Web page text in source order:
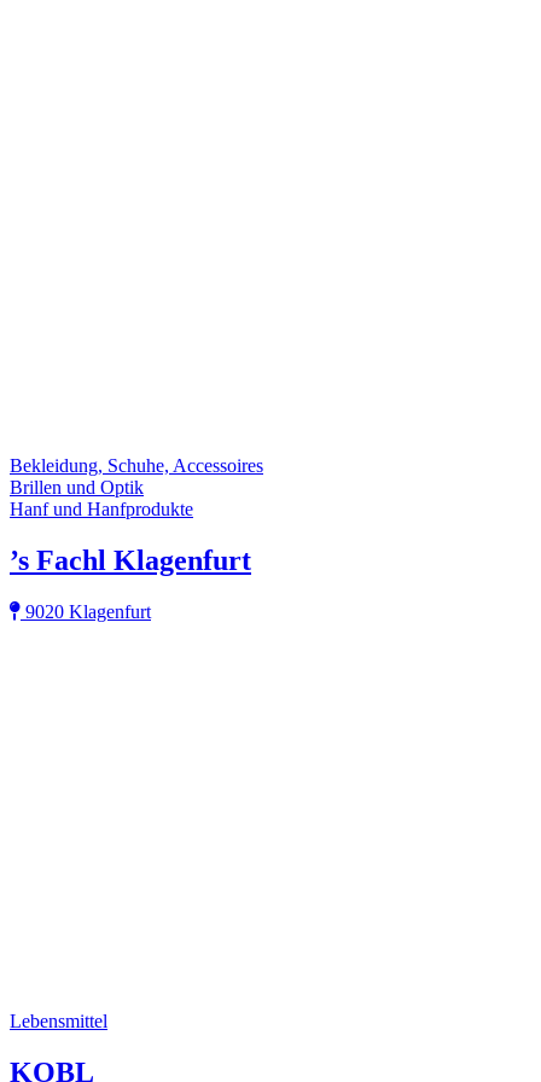
Bekleidung, Schuhe, Accessoires
Brillen und Optik
Hanf und Hanfprodukte
’s Fachl Klagenfurt
9020 Klagenfurt
Lebensmittel
KOBL